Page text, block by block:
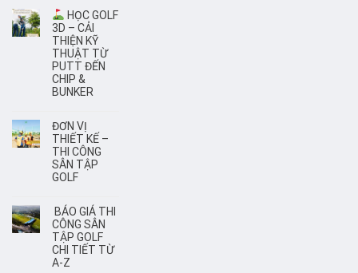
HỌC GOLF
3D – CẢI
THIỆN KỸ
THUẬT TỪ
PUTT ĐẾN
CHIP &
BUNKER
ĐƠN VỊ
THIẾT KẾ –
THI CÔNG
SÂN TẬP
GOLF
BÁO GIÁ THI
CÔNG SÂN
TẬP GOLF
CHI TIẾT TỪ
A-Z